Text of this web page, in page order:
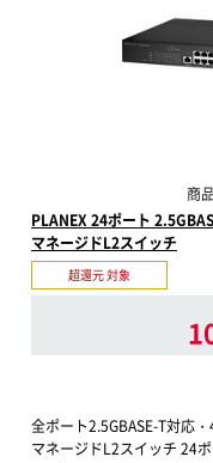
商
PLANEX 24ポート
マネージドL2スイッチ
超還元 対象
全ポート2.5GBASE-T対応
マネージドL2スイッチ 24